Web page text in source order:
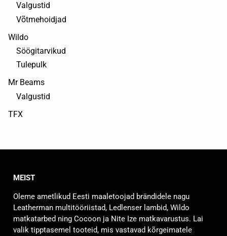
Valgustid
Võtmehoidjad
Wildo
Söögitarvikud
Tulepulk
Mr Beams
Valgustid
TFX
MEIST
Oleme ametlikud Eesti maaletoojad brändidele nagu
Leatherman multitööriistad, Ledlenser lambid, Wildo
matkatarbed ning Cocoon ja Nite Ize matkavarustus. Lai
valik tipptasemel tooteid, mis vastavad kõrgeimatele